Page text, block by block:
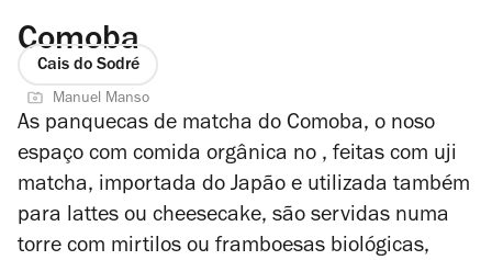
Comoba
Cais do Sodré
Manuel Manso
As panquecas de matcha do Comoba, o noso
espaço com comida orgânica no , feitas com uji
matcha, importada do Japão e utilizada também
para lattes ou cheesecake, são servidas numa
torre com mirtilos ou framboesas biológicas,